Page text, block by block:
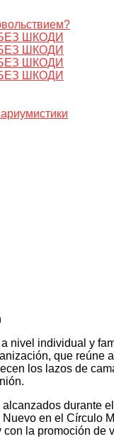
ШКОДИ
ШКОДИ
ШКОДИ
ШКОДИ
nivel individual y
que reúne
los lazos de
durante
en el Círculo
la promoción de